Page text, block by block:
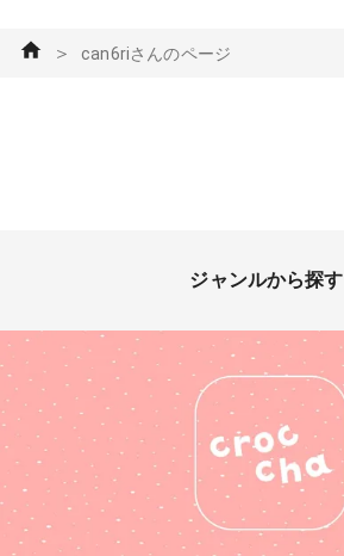
＞ can6riさんのページ
ジャンルから探す